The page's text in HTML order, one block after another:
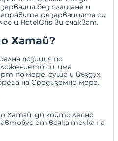
без плащане и
резервацията си
и HotelOfis ви очакват.
Хатай?
позиция по
си, има
по море, суша и въздух,
на Средиземно море.
Хатай, до който лесно
от всяка точка на